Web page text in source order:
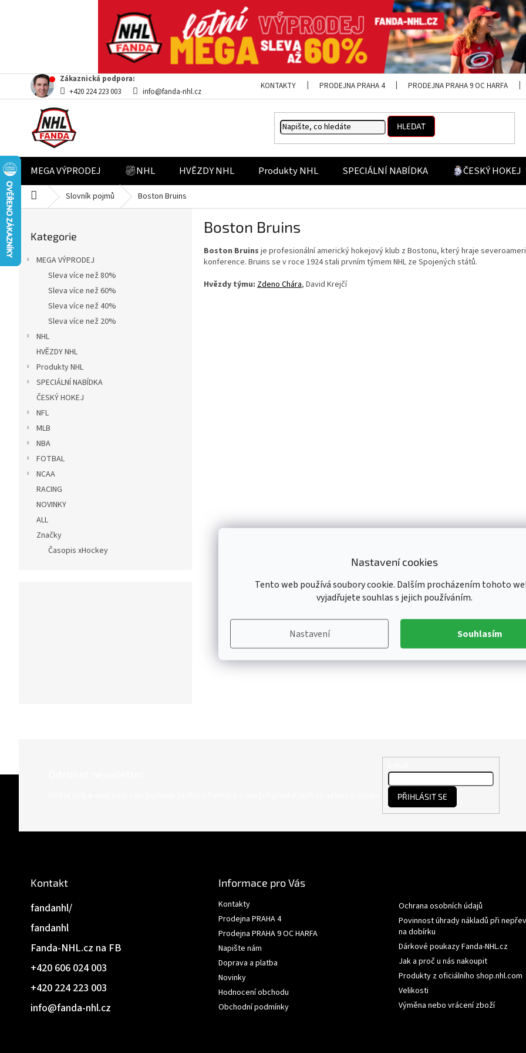
Nastavení cookies
Tento web používá soubory cookie. Dalším procházením tohoto
vyjadřujete souhlas s jejich používáním.
Nastavení Souhlasím
Přejít
obsah
Zákaznická podpora:
+420 224 223 003
info@fanda-nhl.cz
KONTAKTY PRODEJNA PRAHA 4 PRODEJNA PRAHA 9 OC HARFA
HLEDAT
MEGA VÝPRODEJ NHL HVĚZDY NHL Produkty NHL SPECIÁLNÍ NABÍDKA ČESKÝ HOKEJ
Domů Slovník pojmů Boston Bruins
r
kategorie
Kategorie
MEGA VÝPRODEJ
Sleva více než 80%
Sleva více než 60%
Sleva více než 40%
Sleva více než 20%
NHL
HVĚZDY NHL
Produkty NHL
SPECIÁLNÍ NABÍDKA
ČESKÝ HOKEJ
NFL
MLB
NBA
FOTBAL
NCAA
RACING
NOVINKY
ALL
Značky
Časopis xHockey
Boston Bruins
Boston Bruins je profesionální americký hokejový klub z Bostonu, který hraje
konference. Bruins se v roce 1924 stali prvním týmem NHL ze Spojených států.
Hvězdy týmu: Zdeno Chára, David Krejčí
Kontakt
info@fanda-nhl.cz
+420 224 223 003
+420 606 024 003
Fanda-NHL.cz na FB
fandanhl
fandanhl/
Informace pro Vás
Kontakty
Prodejna PRAHA 4
Prodejna PRAHA 9 OC HARFA
Napište nám
Doprava a platba
Novinky
Hodnocení obchodu
Obchodní podmínky
Ochrana osobních údajů
Povinnost úhrady nákladů při
na dobírku
Dárkové poukazy Fanda-NHL.cz
Jak a proč u nás nakoupit
Produkty z oficiálního shop.nhl.com
Velikosti
Výměna nebo vrácení zboží
PŘIHLÁSIT SE